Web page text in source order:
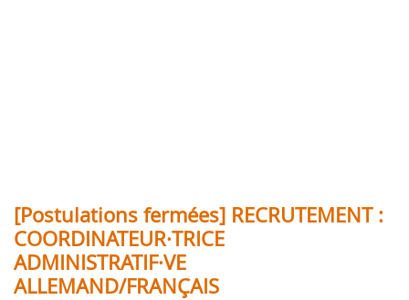
[Postulations fermées] RECRUTEMENT :
COORDINATEUR·TRICE
ADMINISTRATIF·VE
ALLEMAND/FRANÇAIS